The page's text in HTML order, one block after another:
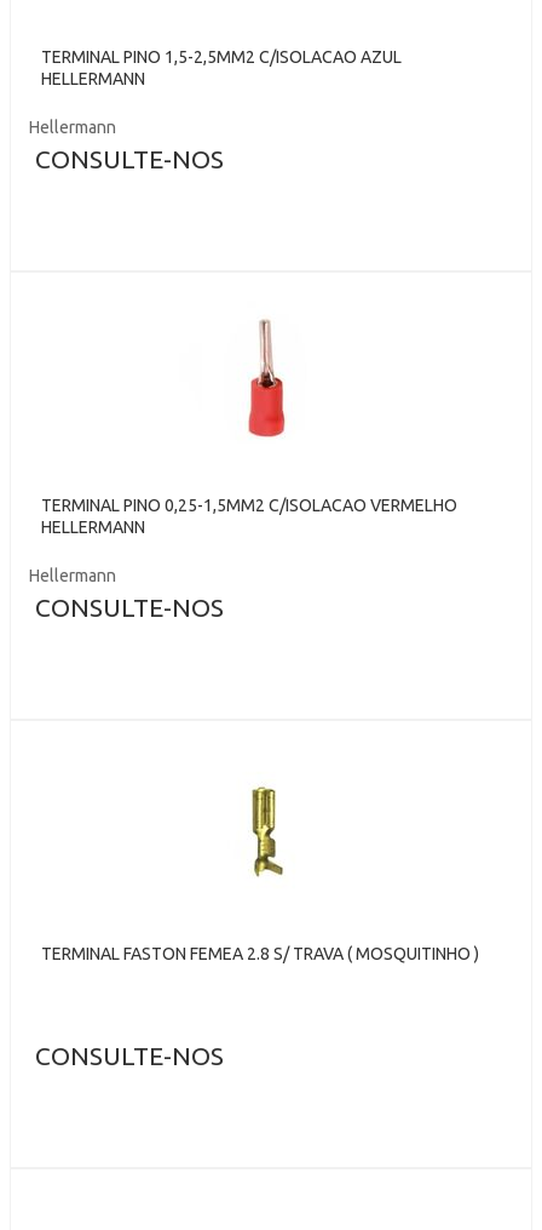
TERMINAL PINO 1,5-2,5MM2 C/ISOLACAO AZUL
HELLERMANN
Hellermann
CONSULTE-NOS
TERMINAL PINO 0,25-1,5MM2 C/ISOLACAO VERMELHO
HELLERMANN
Hellermann
CONSULTE-NOS
TERMINAL FASTON FEMEA 2.8 S/ TRAVA ( MOSQUITINHO )
CONSULTE-NOS